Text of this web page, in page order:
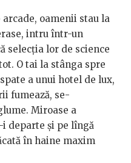
arcade, oamenii stau la
intru într-un
selecţia lor de science
O tai la stânga spre
a unui hotel de lux,
fumează, se-
Miroase a
departe şi pe lîngă
în haine maxim